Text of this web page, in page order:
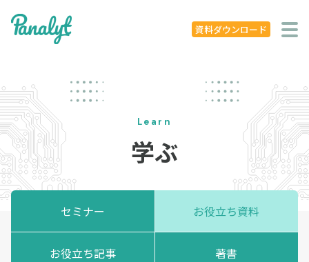
資料ダウンロード
システム特徴
ニュース
学ぶ
セミナー
お役立ち記事
Learn
学ぶ
セミナー お役立ち資料
お役立ち記事 著書